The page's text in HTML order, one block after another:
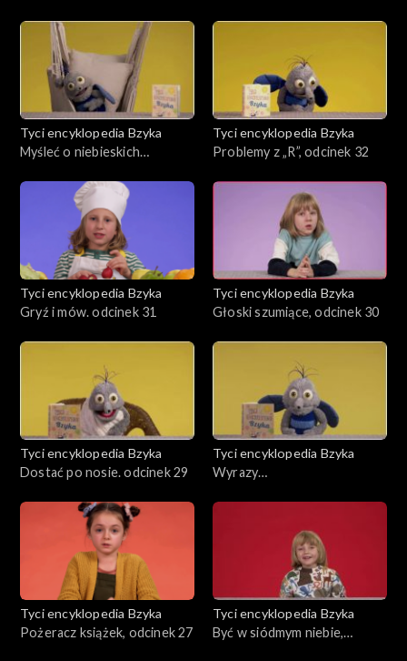
Tyci encyklopedia Bzyka
Myśleć o niebieskich
Tyci encyklopedia Bzyka
Problemy z „R”, odcinek 32
Tyci encyklopedia Bzyka
Gryź i mów. odcinek 31
Tyci encyklopedia Bzyka
Głoski szumiące, odcinek 30
Tyci encyklopedia Bzyka
Dostać po nosie. odcinek 29
Tyci encyklopedia Bzyka
Wyrazy
odcinek 28
Tyci encyklopedia Bzyka
Pożeracz książek, odcinek 27
Tyci encyklopedia Bzyka
Być w siódmym niebie,